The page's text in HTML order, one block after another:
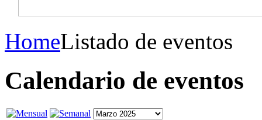
HomeListado de eventos
Calendario de eventos